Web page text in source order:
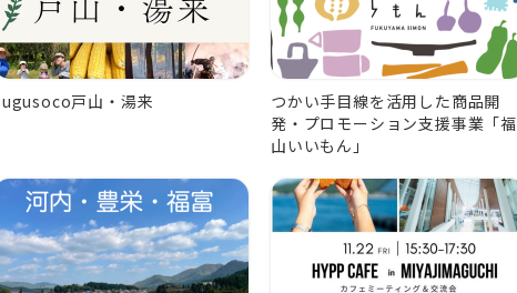
戸山・湯来
つかい手目線を活用した商品開
発・プロモーション支援事業「福
山いいもん」